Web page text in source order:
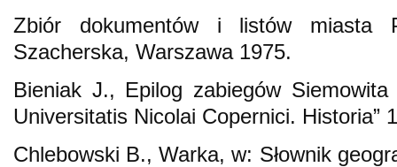
Zbiór dokumentów i listów miasta
Szacherska, Warszawa 1975.
Bieniak J., Epilog zabiegów
Universitatis Nicolai Copernici. Historia”
Chlebowski B., Warka, w: Słownik